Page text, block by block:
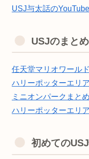
USJ与太話のYouTube
USJのまと
任天堂マリオワール
ハリーポッターエリ
ミニオンパークまとめ
ハリーポッターエリ
初めての